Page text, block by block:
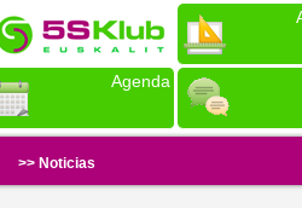
Agenda
>> Noticias